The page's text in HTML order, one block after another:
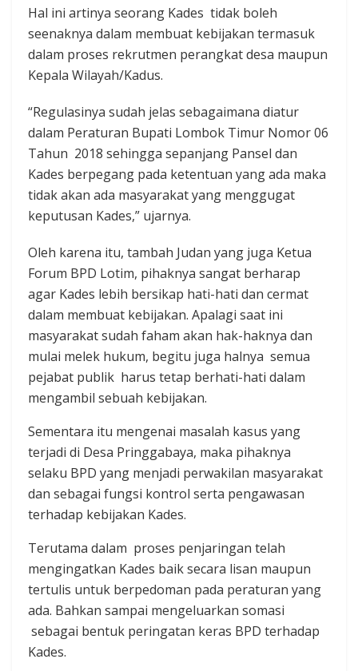
Hal ini artinya seorang Kades tidak boleh
seenaknya dalam membuat kebijakan termasuk
dalam proses rekrutmen perangkat desa maupun
Kepala Wilayah/Kadus.
“Regulasinya sudah jelas sebagaimana diatur
dalam Peraturan Bupati Lombok Timur Nomor 06
Tahun 2018 sehingga sepanjang Pansel dan
Kades berpegang pada ketentuan yang ada maka
tidak akan ada masyarakat yang menggugat
keputusan Kades,” ujarnya.
Oleh karena itu, tambah Judan yang juga Ketua
Forum BPD Lotim, pihaknya sangat berharap
agar Kades lebih bersikap hati-hati dan cermat
dalam membuat kebijakan. Apalagi saat ini
masyarakat sudah faham akan hak-haknya dan
mulai melek hukum, begitu juga halnya semua
pejabat publik harus tetap berhati-hati dalam
mengambil sebuah kebijakan.
Sementara itu mengenai masalah kasus yang
terjadi di Desa Pringgabaya, maka pihaknya
selaku BPD yang menjadi perwakilan masyarakat
dan sebagai fungsi kontrol serta pengawasan
terhadap kebijakan Kades.
Terutama dalam proses penjaringan telah
mengingatkan Kades baik secara lisan maupun
tertulis untuk berpedoman pada peraturan yang
ada. Bahkan sampai mengeluarkan somasi
sebagai bentuk peringatan keras BPD terhadap
Kades.